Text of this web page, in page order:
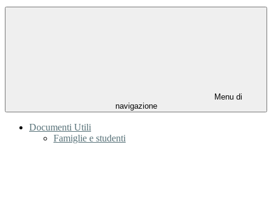
Menu di
navigazione
Documenti Utili
Famiglie e studenti